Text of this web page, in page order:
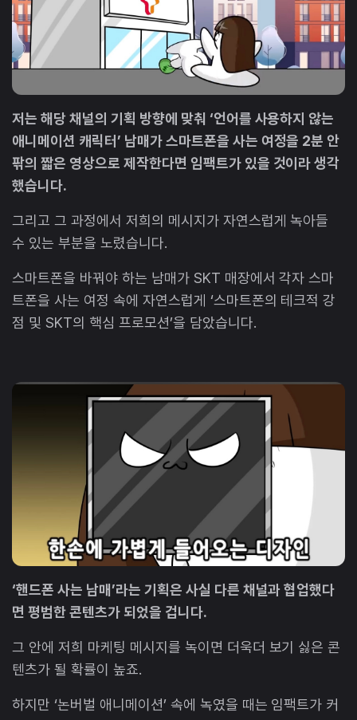
저는 해당 채널의 기획 방향에 맞춰 ‘언어를 사용하지 않는
애니메이션 캐릭터’ 남매가 스마트폰을 사는 여정을 2분 안
팎의 짧은 영상으로 제작한다면 임팩트가 있을 것이라 생각
했습니다.
그리고 그 과정에서 저희의 메시지가 자연스럽게 녹아들
수 있는 부분을 노렸습니다.
스마트폰을 바꿔야 하는 남매가 SKT 매장에서 각자 스마
트폰을 사는 여정 속에 자연스럽게 ‘스마트폰의 테크적 강
점 및 SKT의 핵심 프로모션’을 담았습니다.
‘핸드폰 사는 남매’라는 기획은 사실 다른 채널과 협업했다
면 평범한 콘텐츠가 되었을 겁니다.
그 안에 저희 마케팅 메시지를 녹이면 더욱더 보기 싫은 콘
텐츠가 될 확률이 높죠.
하지만 ‘논버벌 애니메이션’ 속에 녹였을 때는 임팩트가 커